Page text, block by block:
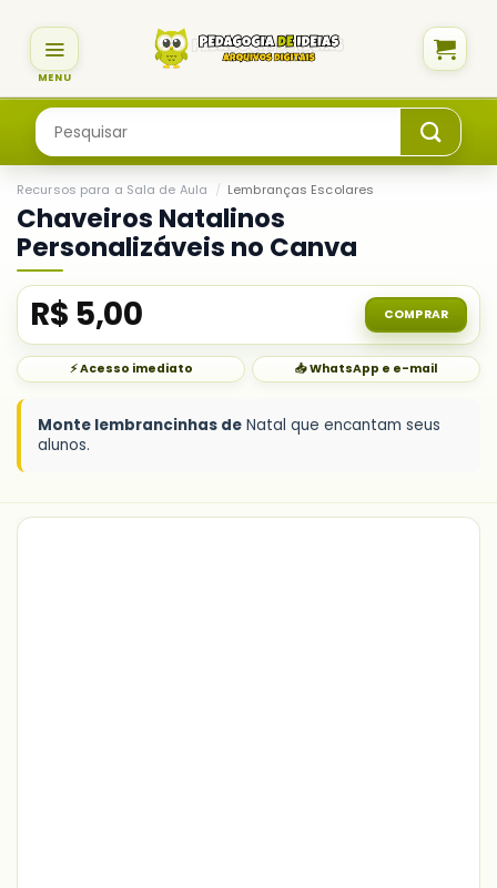
content
Pesquisar
por:
Recursos para a Sala de Aula / Lembranças Escolares
Chaveiros Natalinos
Personalizáveis no Canva
R$ 5,00 COMPRAR
⚡ Acesso imediato 📥 WhatsApp e e-mail
Monte lembrancinhas de Natal que encantam seus
alunos.